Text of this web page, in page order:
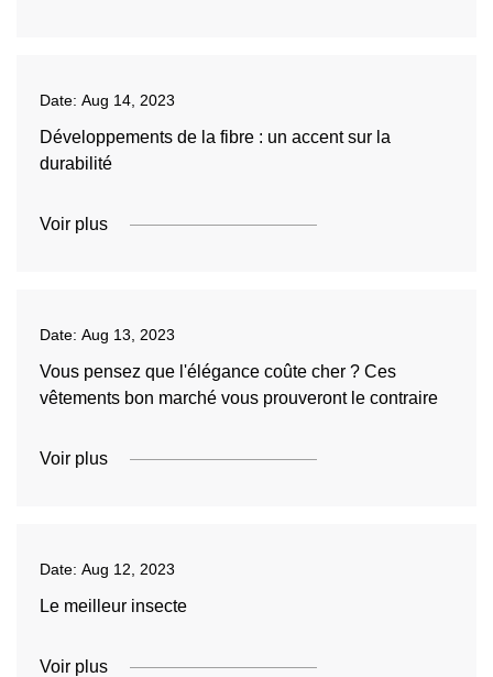
Date: Aug 14, 2023
Développements de la fibre : un accent sur la
durabilité
Voir plus
Date: Aug 13, 2023
Vous pensez que l'élégance coûte cher ? Ces
vêtements bon marché vous prouveront le contraire
Voir plus
Date: Aug 12, 2023
Le meilleur insecte
Voir plus